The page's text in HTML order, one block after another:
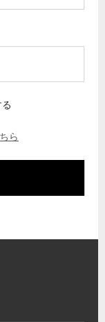
ら